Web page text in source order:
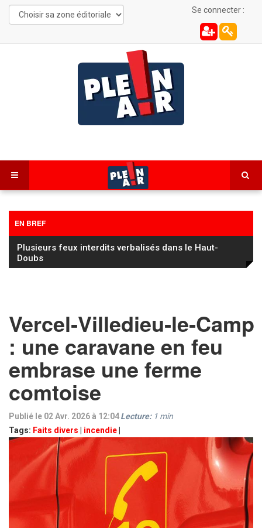
Se connecter :
EN BREF
Les Combes : une automobiliste de 22 ans
désincarcérée
Vercel‑Villedieu‑le‑Camp
: une caravane en feu
embrase une ferme
comtoise
Publié le 02 Avr. 2026 à 12:04
Tags: Faits divers incendie
Lecture: 1 min